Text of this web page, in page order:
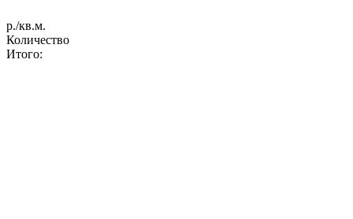
р./кв.м.
Количество
Итого: